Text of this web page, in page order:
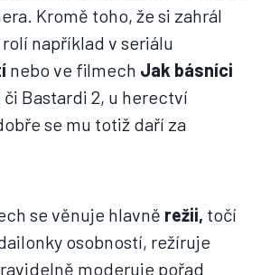
Kromě toho, že si zahrál
například v seriálu
nebo ve filmech Jak básníci
či Bastardi 2, u herectví
se mu totiž daří za
se věnuje hlavně režii, točí
osobností, režíruje
moderuje pořad